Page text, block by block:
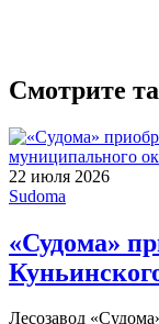
Смотрите
22 июля 2026
Sudoma
«Судома»
Лесозавод